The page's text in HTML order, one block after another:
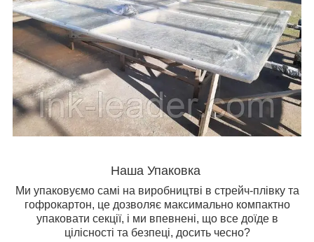
Наша Упаковка
Ми упаковуємо самі на виробництві в стрейч-плівку та
гофрокартон, це дозволяє максимально компактно
упаковати секції, і ми впевнені, що все доїде в
цілісності та безпеці, досить чесно?